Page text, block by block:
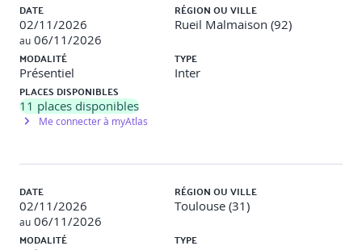
Module 16 – Atelier final de simulation
d’implémentation
Jeu de rôle en groupe : planification et animation d’un
projet SMSI complet
JOUR 5 : Révision générale et examen de
certification
Préparation à l’examen : Explication des modalités,
vérification d’identité, consignes de déroulement
Examen blanc: Étude de cas + QCM inspirés du
format officiel PECB
DATE
02/11/2026
au 06/11/2026
RÉGION OU VILLE
Rueil Malmaison (92)
MODALITÉ
Présentiel
TYPE
Inter
PLACES DISPONIBLES
11 places disponibles
Me connecter à myAtlas
DATE
02/11/2026
au 06/11/2026
RÉGION OU VILLE
Toulouse (31)
MODALITÉ TYPE